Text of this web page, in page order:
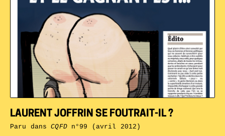
LAURENT JOFFRIN SE FOUTRAIT-IL ?
Paru dansCQFDn°99 (avril 2012)